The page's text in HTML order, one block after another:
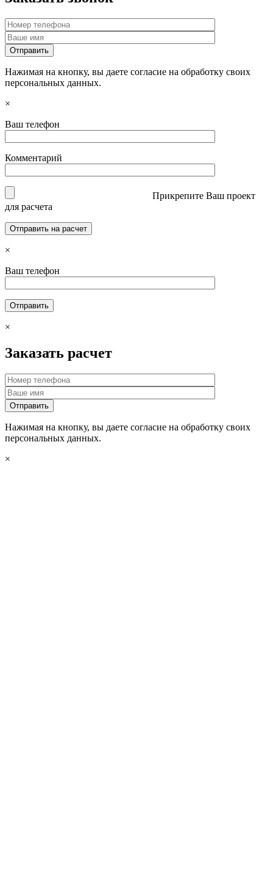
Нажимая на кнопку, вы даете согласие на обработку своих
персональных данных.
×
Ваш телефон
Комментарий
Прикрепите Ваш проект
для расчета
×
Ваш телефон
×
Заказать расчет
Нажимая на кнопку, вы даете согласие на обработку своих
персональных данных.
×